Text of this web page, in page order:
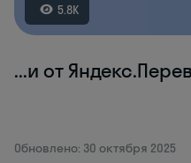
5.8K
...и от
Обновлено: 30 октября 2025